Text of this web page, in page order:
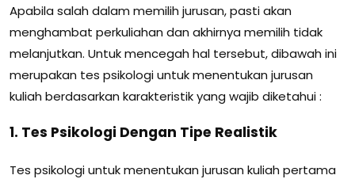
Apabila salah dalam memilih jurusan, pasti akan
menghambat perkuliahan dan akhirnya memilih tidak
melanjutkan. Untuk mencegah hal tersebut, dibawah ini
merupakan tes psikologi untuk menentukan jurusan
kuliah berdasarkan karakteristik yang wajib diketahui :
1. Tes Psikologi Dengan Tipe Realistik
Tes psikologi untuk menentukan jurusan kuliah pertama